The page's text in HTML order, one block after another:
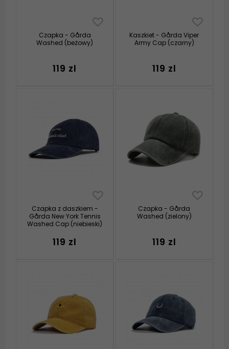
Czapka - Gårda
Washed (beżowy)
119 zl
Kaszkiet - Gårda Viper
Army Cap (czarny)
119 zl
Czapka z daszkiem -
Gårda New York Tennis
Washed Cap (niebieski)
119 zl
Czapka - Gårda
Washed (zielony)
119 zl